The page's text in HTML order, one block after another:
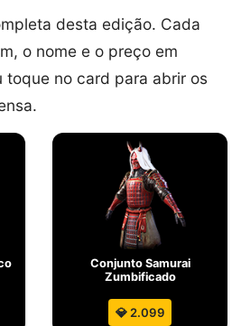
desta edição. Cada
o nome e o preço em
toque no card para abrir os
Conjunto Samurai
Zumbificado
💎 2.099